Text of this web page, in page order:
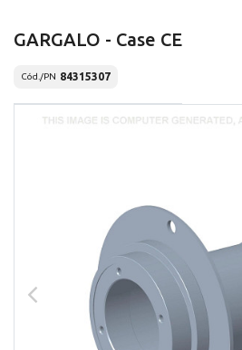
GARGALO - Case CE
Cód./PN 84315307